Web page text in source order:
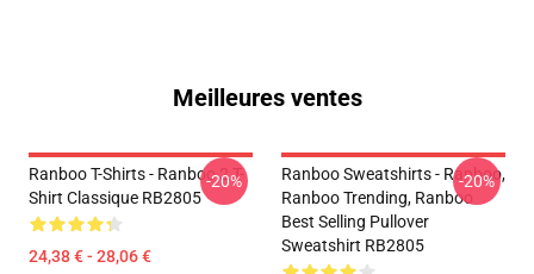
Meilleures ventes
Ranboo T-Shirts - Ranboo 2 T-
Shirt Classique RB2805
24,38 € - 28,06 €
-20%
Ranboo Sweatshirts - Ranboo,
Ranboo Trending, Ranboo
Best Selling Pullover
Sweatshirt RB2805
-20%